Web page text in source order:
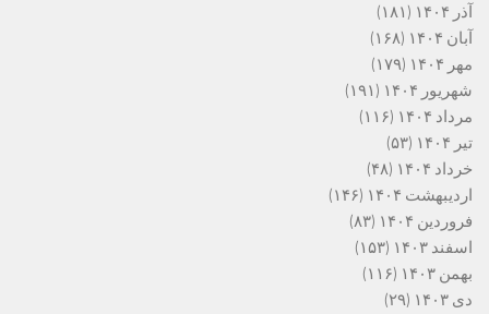
آذر ۱۴۰۴
(۱۸۱)
آبان ۱۴۰۴
(۱۶۸)
مهر ۱۴۰۴
(۱۷۹)
شهریور ۱۴۰۴
(۱۹۱)
مرداد ۱۴۰۴
(۱۱۶)
تیر ۱۴۰۴
(۵۳)
خرداد ۱۴۰۴
(۴۸)
اردیبهشت ۱۴۰۴
(۱۴۶)
فروردین ۱۴۰۴
(۸۳)
اسفند ۱۴۰۳
(۱۵۳)
بهمن ۱۴۰۳
(۱۱۶)
دی ۱۴۰۳
(۲۹)